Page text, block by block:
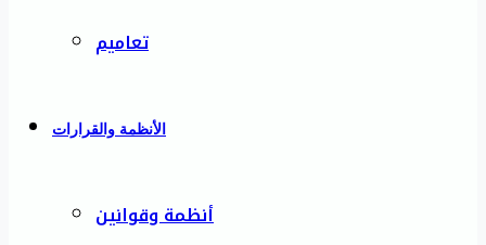
تعاميم
الأنظمة والقرارات
أنظمة وقوانين